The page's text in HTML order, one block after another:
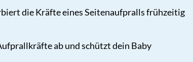
die Kräfte eines Seitenaufpralls frühzeitig
ab und schützt dein Baby